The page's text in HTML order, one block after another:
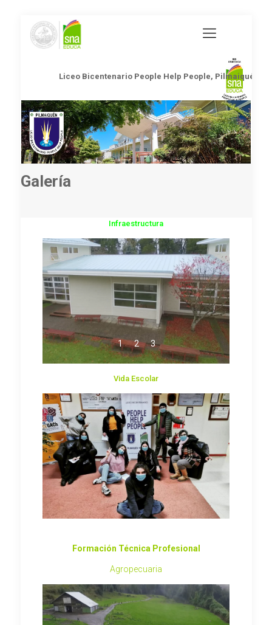
Liceo Bicentenario People Help People, Pilmaiquén
Galería
Infraestructura
1 2 3
Vida Escolar
Formación Técnica Profesional
Agropecuaria